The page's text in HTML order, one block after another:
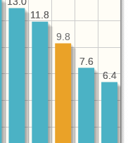
6.4
7.6
11.8
6.4
7.6
9.8
11.8